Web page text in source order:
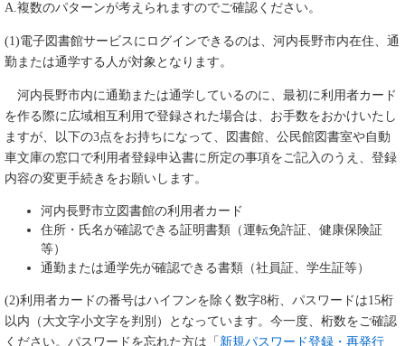
A.複数のパターンが考えられますのでご確認ください。
(1)電子図書館サービスにログインできるのは、河内長野市内在住、通
勤または通学する人が対象となります。
河内長野市内に通勤または通学しているのに、最初に利用者カード
を作る際に広域相互利用で登録された場合は、お手数をおかけいたし
ますが、以下の3点をお持ちになって、図書館、公民館図書室や自動
車文庫の窓口で利用者登録申込書に所定の事項をご記入のうえ、登録
内容の変更手続きをお願いします。
河内長野市立図書館の利用者カード
住所・氏名が確認できる証明書類（運転免許証、健康保険証
等）
通勤または通学先が確認できる書類（社員証、学生証等）
(2)利用者カードの番号はハイフンを除く数字8桁、パスワードは15桁
以内（大文字小文字を判別）となっています。今一度、桁数をご確認
ください。パスワードを忘れた方は「 新規パスワード登録・再発行